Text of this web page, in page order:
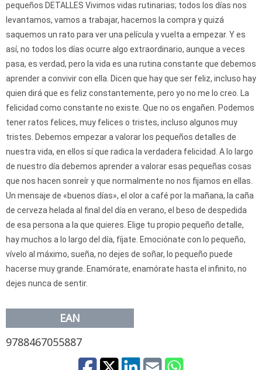
pequeños DETALLES Vivimos vidas rutinarias; todos los días nos
levantamos, vamos a trabajar, hacemos la compra y quizá
saquemos un rato para ver una película y vuelta a empezar. Y es
así, no todos los días ocurre algo extraordinario, aunque a veces
pasa, es verdad, pero la vida es una rutina constante que debemos
aprender a convivir con ella. Dicen que hay que ser feliz, incluso hay
quien dirá que es feliz constantemente, pero yo no me lo creo. La
felicidad como constante no existe. Que no os engañen. Podemos
tener ratos felices, muy felices o tristes, incluso algunos muy
tristes. Debemos empezar a valorar los pequeños detalles de
nuestra vida, en ellos sí que radica la verdadera felicidad. A lo largo
de nuestro día debemos aprender a valorar esas pequeñas cosas
que nos hacen sonreír y que normalmente no nos fijamos en ellas.
Un mensaje de «buenos días», el olor a café por la mañana, la caña
de cerveza helada al final del día en verano, el beso de despedida
de esa persona a la que quieres. Elige tu propio pequeño detalle,
hay muchos a lo largo del día, fíjate. Emociónate con lo pequeño,
vívelo al máximo, sueña, no dejes de soñar, lo pequeño puede
hacerse muy grande. Enamórate, enamórate hasta el infinito, no
dejes nunca de sentir.
EAN
9788467055887